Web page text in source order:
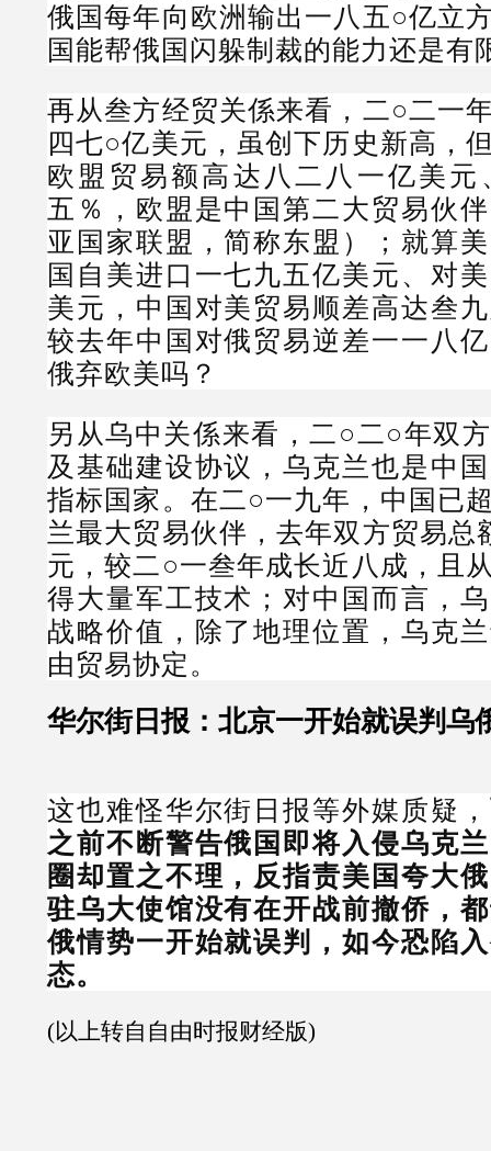
俄国每年向欧洲输出一八五○亿立
国能帮俄国闪躲制裁的能力还是有
再从叁方经贸关係来看，二○二一
四七○亿美元，虽创下历史新高，
欧盟贸易额高达八二八一亿美元
五％，欧盟是中国第二大贸易伙
亚国家联盟，简称东盟）；就算
国自美进口一七九五亿美元、对
美元，中国对美贸易顺差高达叁
较去年中国对俄贸易逆差一一八
俄弃欧美吗？
另从乌中关係来看，二○二○年双
及基础建设协议，乌克兰也是中
指标国家。在二○一九年，中国已
兰最大贸易伙伴，去年双方贸易总
元，较二○一叁年成长近八成，且
得大量军工技术；对中国而言，
战略价值，除了地理位置，乌克
由贸易协定。
华尔街日报：北京一开始就误判乌
这也难怪华尔街日报等外媒质疑，
之前不断警告俄国即将入侵乌克
圈却置之不理，反指责美国夸大
驻乌大使馆没有在开战前撤侨，
俄情势一开始就误判，如今恐陷
态。
(以上转自自由时报财经版)